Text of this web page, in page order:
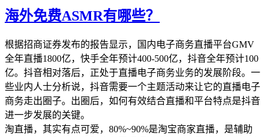
海外免费ASMR有哪些？
根据招商证券发布的报告显示，国内电子商务直播平台GMV
全年直播1800亿，快手全年预计400-500亿，抖音全年预计100
亿。抖音相对落后，正处于直播电子商务业务的发展阶段。一
些业内人士分析说，抖音需要一个主题活动来让它的直播电子
商务走出圈子。出圈后，如何有效结合直播和平台特点是抖音
进一步发展的关键。
淘直播，其实有点可爱，80%~90%是淘宝商家直播，是辅助